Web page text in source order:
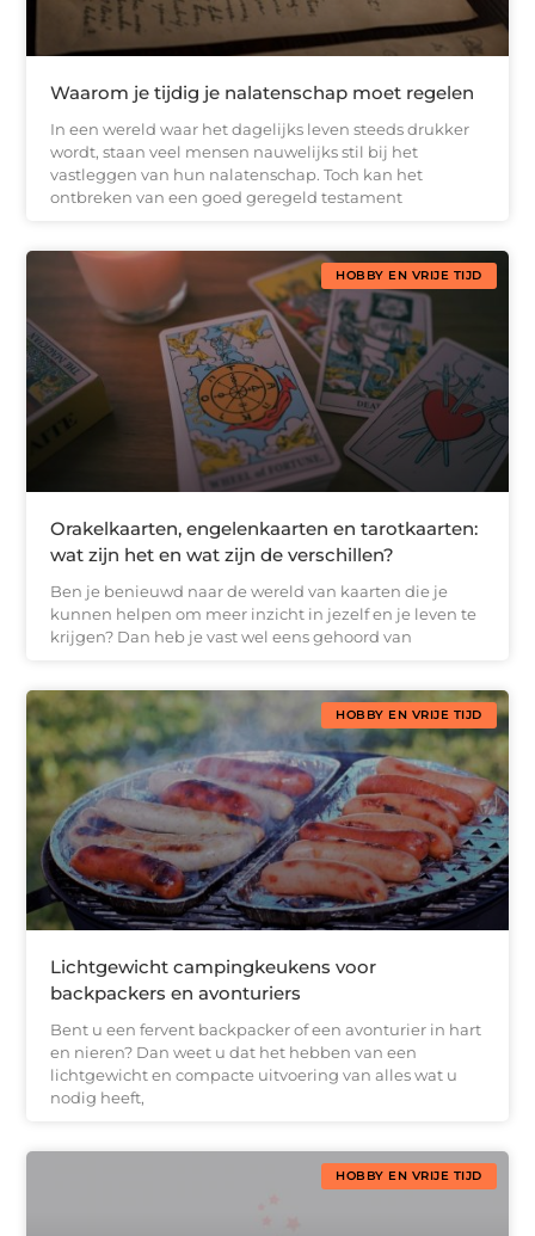
Waarom je tijdig je nalatenschap moet regelen
In een wereld waar het dagelijks leven steeds drukker
wordt, staan veel mensen nauwelijks stil bij het
vastleggen van hun nalatenschap. Toch kan het
ontbreken van een goed geregeld testament
HOBBY EN VRIJE TIJD
Orakelkaarten, engelenkaarten en tarotkaarten:
wat zijn het en wat zijn de verschillen?
Ben je benieuwd naar de wereld van kaarten die je
kunnen helpen om meer inzicht in jezelf en je leven te
krijgen? Dan heb je vast wel eens gehoord van
HOBBY EN VRIJE TIJD
Lichtgewicht campingkeukens voor
backpackers en avonturiers
Bent u een fervent backpacker of een avonturier in hart
en nieren? Dan weet u dat het hebben van een
lichtgewicht en compacte uitvoering van alles wat u
nodig heeft,
HOBBY EN VRIJE TIJD